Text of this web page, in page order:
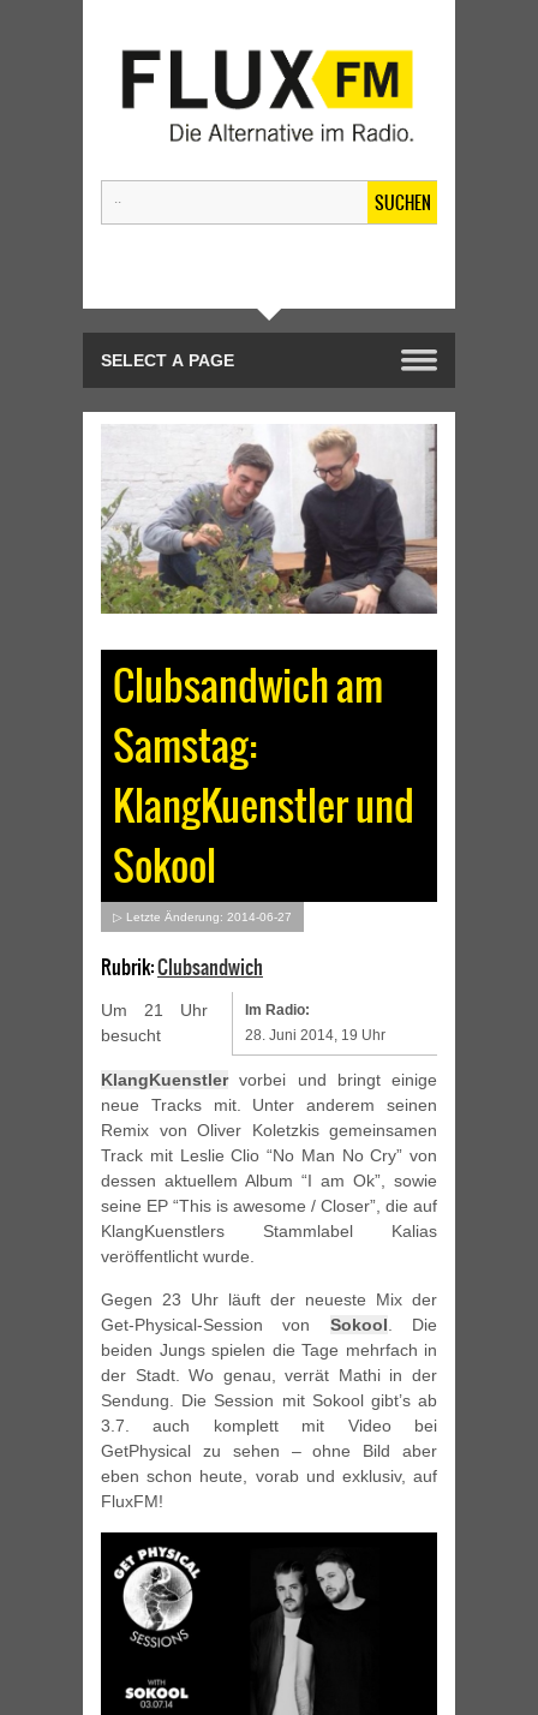
SUCHEN
Clubsandwich am
Samstag:
KlangKuenstler und
Sokool
▷ Letzte Änderung: 2014-06-27
Rubrik:Clubsandwich
Im Radio:
28. Juni 2014, 19 Uhr
Um 21 Uhr
besucht
KlangKuenstlervorbei und bringt einige
neue Tracks mit. Unter anderem seinen
Remix von Oliver Koletzkis gemeinsamen
Track mit Leslie Clio “No Man No Cry” von
dessen aktuellem Album “I am Ok”, sowie
seine EP “This is awesome / Closer”, die auf
KlangKuenstlers Stammlabel Kalias
veröffentlicht wurde.
Gegen 23 Uhr läuft der neueste Mix der
Get-Physical-Session von Sokool. Die
beiden Jungs spielen die Tage mehrfach in
der Stadt. Wo genau, verrät Mathi in der
Sendung. Die Session mit Sokool gibt’s ab
3.7. auch komplett mit Video bei
GetPhysical zu sehen – ohne Bild aber
eben schon heute, vorab und exklusiv, auf
FluxFM!